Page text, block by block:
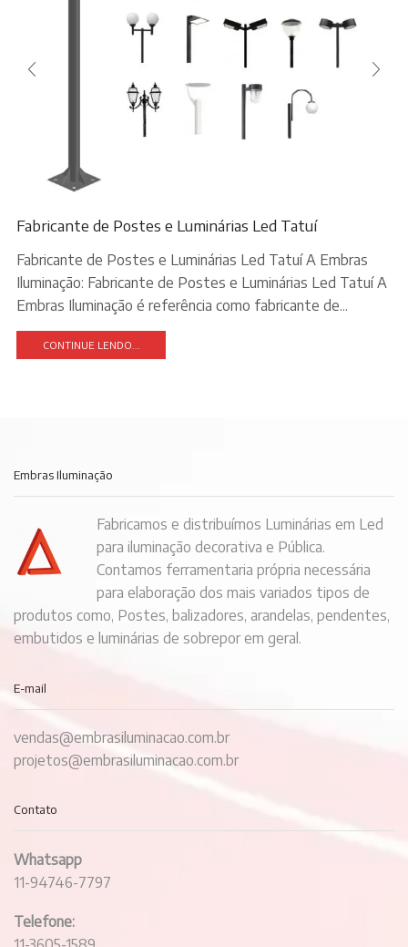
Fabricante de Postes e Luminárias Led Tatuí
Fabricante de Postes e Luminárias Led Tatuí A Embras
Iluminação: Fabricante de Postes e Luminárias Led Tatuí A
Embras Iluminação é referência como fabricante de...
CONTINUE LENDO...
Embras Iluminação
Fabricamos e distribuímos Luminárias em Led
para iluminação decorativa e Pública.
Contamos ferramentaria própria necessária
para elaboração dos mais variados tipos de
produtos como, Postes, balizadores, arandelas, pendentes,
embutidos e luminárias de sobrepor em geral.
E-mail
vendas@embrasiluminacao.com.br
projetos@embrasiluminacao.com.br
Contato
Whatsapp
11-94746-7797
Telefone: